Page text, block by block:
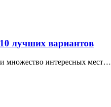
лучших вариантов
множество интересных мест…